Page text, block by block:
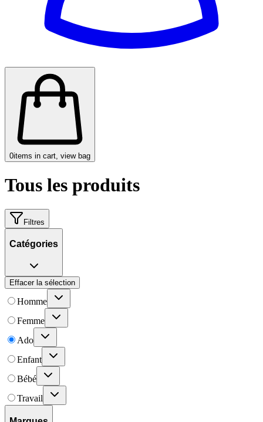
0items in cart, view bag
Tous les produits
Filtres
Catégories
Effacer la sélection
Homme
Femme
Ado
Enfant
Bébé
Travail